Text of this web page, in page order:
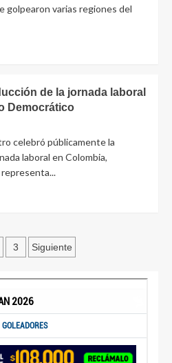
varias regiones del
de la jornada laboral
Democrático
celebró públicamente la
laboral en Colombia,
3 Siguiente